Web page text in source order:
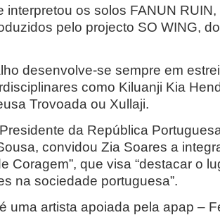
interpretou os solos FANUN
pelo projecto SO WING,
desenvolve-se sempre em
como Kiluanji Kia
Trovoada ou Xullaji.
da República
convidou Zia Soares a
Coragem”, que visa “destacar o
na sociedade portuguesa”.
uma artista apoiada pela apap –